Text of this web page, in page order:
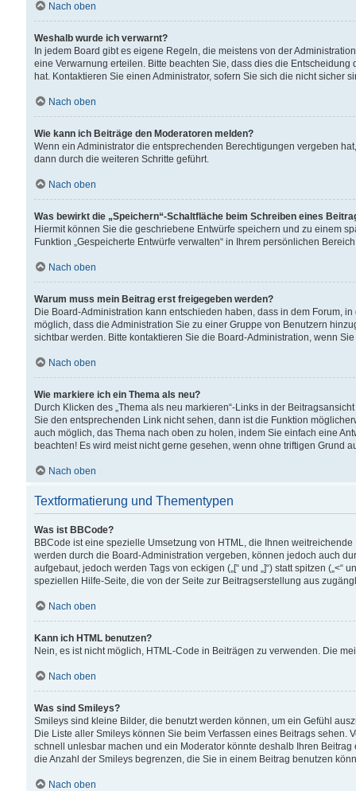
Nach oben
Weshalb wurde ich verwarnt?
In jedem Board gibt es eigene Regeln, die meistens von der
eine Verwarnung erteilen. Bitte beachten Sie, dass dies die
hat. Kontaktieren Sie einen Administrator, sofern Sie sich die nicht sicher
Nach oben
Wie kann ich Beiträge den Moderatoren melden?
Wenn ein Administrator die entsprechenden Berechtigungen vergeben
dann durch die weiteren Schritte geführt.
Nach oben
Was bewirkt die „Speichern“-Schaltfläche beim Schreiben eines
Hiermit können Sie die geschriebene Entwürfe speichern und zu einem
Funktion „Gespeicherte Entwürfe verwalten“ in Ihrem persönlichen
Nach oben
Warum muss mein Beitrag erst freigegeben werden?
Die Board-Administration kann entschieden haben, dass in dem Forum,
möglich, dass die Administration Sie zu einer Gruppe von Benutzern
sichtbar werden. Bitte kontaktieren Sie die Board-Administration, wenn
Nach oben
Wie markiere ich ein Thema als neu?
Durch Klicken des „Thema als neu markieren“-Links in der
Sie den entsprechenden Link nicht sehen, dann ist die Funktion
auch möglich, das Thema nach oben zu holen, indem Sie einfach eine
beachten! Es wird meist nicht gerne gesehen, wenn ohne triftigen Grund
Nach oben
Textformatierung und Thementypen
Was ist BBCode?
BBCode ist eine spezielle Umsetzung von HTML, die Ihnen
werden durch die Board-Administration vergeben, können jedoch auch
aufgebaut, jedoch werden Tags von eckigen („[“ und „]“) statt spitzen
speziellen Hilfe-Seite, die von der Seite zur Beitragserstellung aus
Nach oben
Kann ich HTML benutzen?
Nein, es ist nicht möglich, HTML-Code in Beiträgen zu verwenden. Die
Nach oben
Was sind Smileys?
Smileys sind kleine Bilder, die benutzt werden können, um ein Gefühl
Die Liste aller Smileys können Sie beim Verfassen eines Beitrags
schnell unlesbar machen und ein Moderator könnte deshalb Ihren
die Anzahl der Smileys begrenzen, die Sie in einem Beitrag benutzen
Nach oben